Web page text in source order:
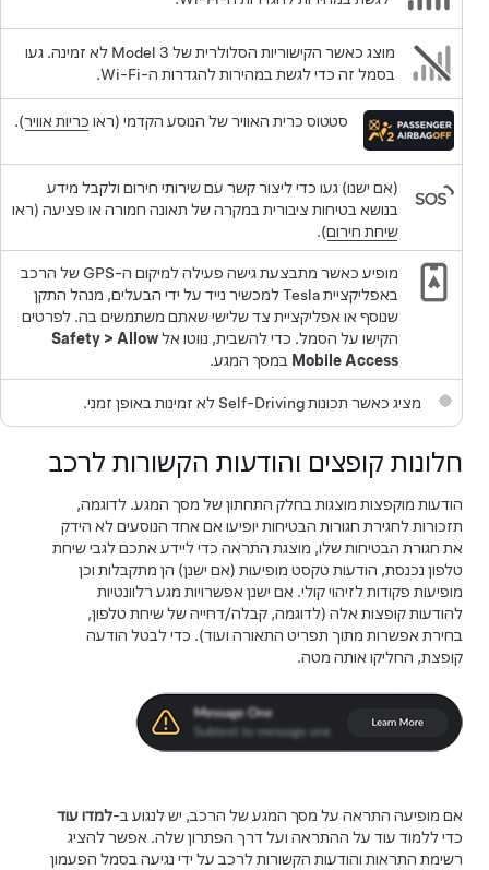
מוצג כאשר הקישוריות הסלולרית שלModel 3לא זמינה. געו
בסמל זה כדי לגשת במהירות להגדרות ה-Wi-Fi.
סטטוס כרית האוויר של הנוסע הקדמי (ראוכריות אוויר).
(אם ישנו) געו כדי ליצור קשר עם שירותי חירום ולקבל מידע
בנושא בטיחות ציבורית במקרה של תאונה חמורה או פציעה (ראו
שיחת חירום).
מופיע כאשר מתבצעת גישה פעילה למיקום ה-GPS של הרכב
באפליקציית Tesla למכשיר נייד על ידי הבעלים, מנהל התקן
שנוסף או אפליקציית צד שלישי שאתם משתמשים בה. לפרטים
הקישו על הסמל. כדי להשבית, נווטו אל
Safety>Allow
Mobile Accessבמסך המגע.
מציג כאשר תכונותSelf-Drivingלא זמינות באופן זמני.
חלונות קופצים והודעות הקשורות לרכב
הודעות מוקפצות מוצגות בחלק התחתון של מסך המגע. לדוגמה,
תזכורות לחגירת חגורות הבטיחות יופיעו אם אחד הנוסעים לא הידק
את חגורת הבטיחות שלו, מוצגת התראה כדי ליידע אתכם לגבי שיחת
טלפון נכנסת, הודעות טקסט מופיעות (אם ישנן) הן מתקבלות וכן
מופיעות פקודות לזיהוי קולי. אם ישנן אפשרויות מגע רלוונטיות
להודעות קופצות אלה (לדוגמה, קבלה/דחייה של שיחת טלפון,
בחירת אפשרות מתוך תפריט התאורה ועוד). כדי לבטל הודעה
קופצת, החליקו אותה מטה.
אם מופיעה התראה על מסך המגע של הרכב, יש לנגוע ב-למדו עוד
כדי ללמוד עוד על ההתראה ועל דרך הפתרון שלה. אפשר להציג
רשימת התראות והודעות הקשורות לרכב על ידי נגיעה בסמל הפעמון